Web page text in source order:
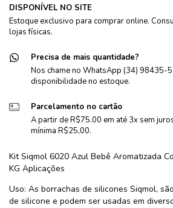
DISPONÍVEL NO SITE
Estoque exclusivo para comprar online.
lojas físicas.
Precisa de mais quantidade?
Nos chame no WhatsApp (34) 98435-
disponibilidade no estoque.
Parcelamento no cartão
A partir de R$75.00 em até 3x sem
mínima R$25,00.
Kit Siqmol 6020 Azul Bebê Aromatizada
KG Aplicações
Uso: As borrachas de silicones Siqmol,
de silicone e podem ser usadas em